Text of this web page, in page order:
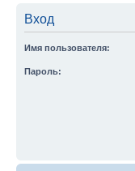
Вход
Имя пользователя:
Пароль: